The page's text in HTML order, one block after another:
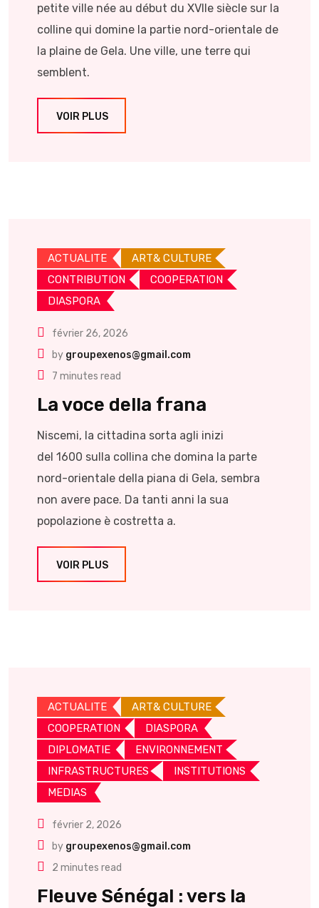
petite ville née au début du XVIIe siècle sur la
colline qui domine la partie nord-orientale de
la plaine de Gela. Une ville, une terre qui
semblent.
VOIR PLUS
ACTUALITE
ART& CULTURE
CONTRIBUTION
COOPERATION
DIASPORA
février 26, 2026
by groupexenos@gmail.com
7 minutes read
La voce della frana
Niscemi, la cittadina sorta agli inizi
del 1600 sulla collina che domina la parte
nord-orientale della piana di Gela, sembra
non avere pace. Da tanti anni la sua
popolazione è costretta a.
VOIR PLUS
ACTUALITE
ART& CULTURE
COOPERATION
DIASPORA
DIPLOMATIE
ENVIRONNEMENT
INFRASTRUCTURES
INSTITUTIONS
MEDIAS
février 2, 2026
by groupexenos@gmail.com
2 minutes read
Fleuve Sénégal : vers la